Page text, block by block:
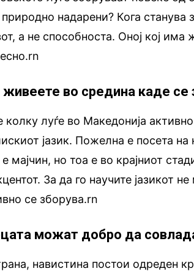
надарени? Кога станува
а не способноста. Оној кој има
во средина каде се
луѓе во Македонија
јазик. Пожелна е посета на
е мајчин, но тоа е во крајниот
За да го научите јазикот
се зборува.rn
можат добро да
навистина постои одреден